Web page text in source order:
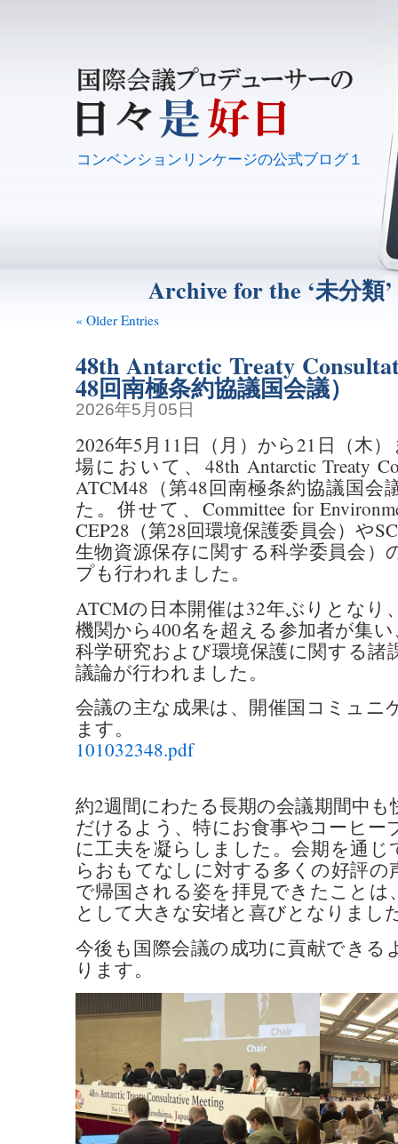
コンベンションリンケージの公式ブログ１
Archive for the ‘未分類
« Older Entries
48th Antarctic Treaty
48回南極条約協議国会議）
2026年5月05日
2026年5月11日（月）から21日（木
場において、48th Antarctic Treaty
ATCM48（第48回南極条約協議国会
た。併せて、Committee for
CEP28（第28回環境保護委員会）や
生物資源保存に関する科学委員会）
プも行われました。
ATCMの日本開催は32年ぶりとなり
機関から400名を超える参加者が集
科学研究および環境保護に関する諸
議論が行われました。
会議の主な成果は、開催国コミュニ
ます。
101032348.pdf
約2週間にわたる長期の会議期間中
だけるよう、特にお食事やコーヒー
に工夫を凝らしました。会期を通じ
らおもてなしに対する多くの好評の
で帰国される姿を拝見できたことは
として大きな安堵と喜びとなりまし
今後も国際会議の成功に貢献できる
ります。